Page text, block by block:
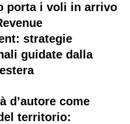
porta i voli in arrivo
strategie
guidate dalla
d’autore come
territorio: